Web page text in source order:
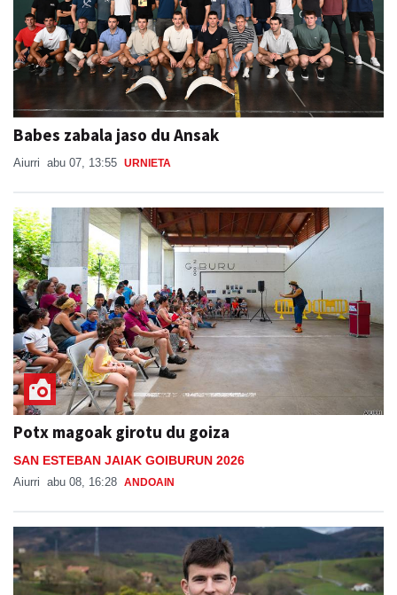
Babes zabala jaso du Ansak
Aiurri abu 07, 13:55 URNIETA
Potx magoak girotu du goiza
SAN ESTEBAN JAIAK GOIBURUN 2026
Aiurri abu 08, 16:28 ANDOAIN